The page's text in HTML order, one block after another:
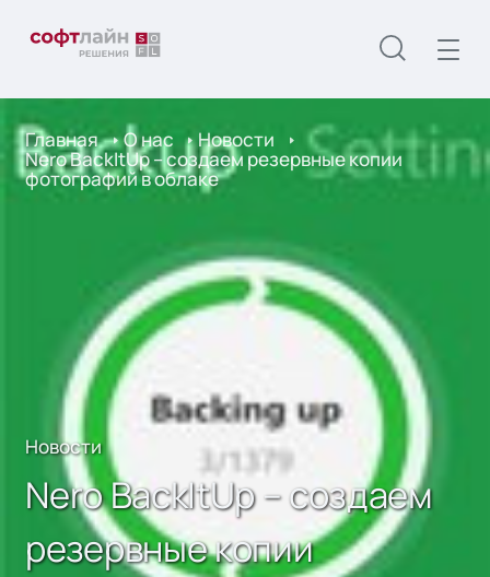
Главная О нас Новости
Nero BackItUp – создаем резервные копии
фотографий в облаке
Новости
Nero BackItUp – создаем
резервные копии